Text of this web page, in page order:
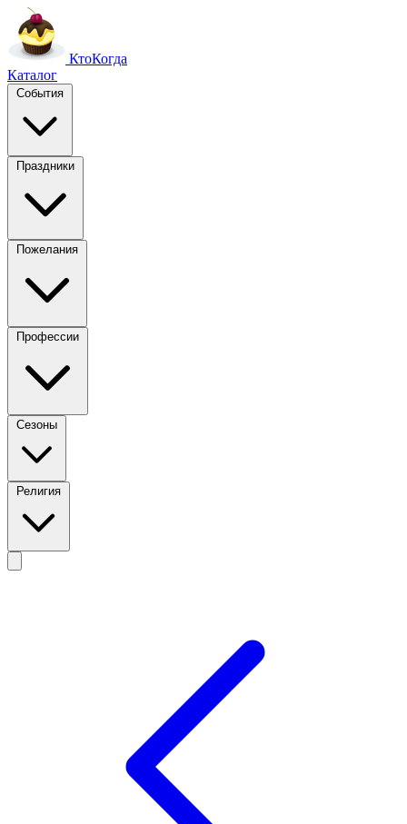
КтоКогда
Каталог
События
Праздники
Пожелания
Профессии
Сезоны
Религия